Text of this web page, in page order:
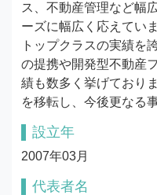
ス、不動産管理など幅
ーズに幅広く応えてい
トップクラスの実績を
の提携や開発型不動産
績も数多く挙げており
を移転し、今後更なる
設立年
2007年03月
代表者名